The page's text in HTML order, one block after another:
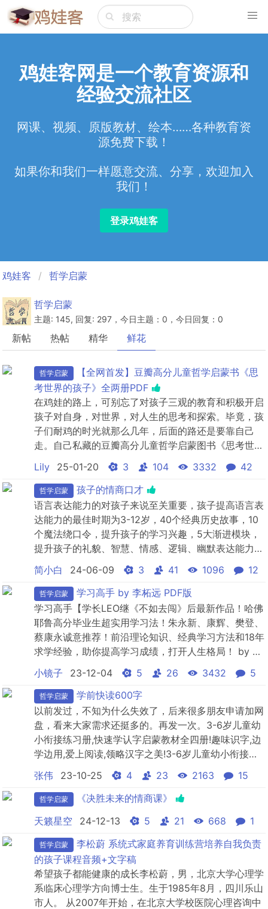
鸡娃客网是一个教育资源和
经验交流社区
网课、视频、原版教材、绘本……各种教育资
源免费下载！
如果你和我们一样愿意交流、分享，欢迎加入
我们！
登录鸡娃客
鸡娃客 哲学启蒙
哲学启蒙
主题: 145, 回复: 297，今日主题：0，今日回复：0
新帖 热帖 精华 鲜花
哲学启蒙
【全网首发】豆瓣高分儿童哲学启蒙书《思
考世界的孩子》全两册PDF
在鸡娃的路上，可别忘了对孩子三观的教育和积极开启
孩子对自身，对世界，对人生的思考和探索。毕竟，孩
子们耐鸡的时光就那么几年，后面的路还是要靠自己
走。自己私藏的豆瓣高分儿童哲学启蒙图书《思考世界
的孩子》全两册PDF——想个不停卷和问个不停卷。不
少母婴博主和绘本达人推荐过，喜欢可以去网上买正
版。
Lily 25-01-20 3 104 3332 42
哲学启蒙
孩子的情商口才
语言表达能力的对孩子来说至关重要，孩子提高语言表
达能力的最佳时期为3-12岁，40个经典历史故事，10
个魔法绕口令，提升孩子的学习兴趣，5大渐进模块，
提升孩子的礼貌、智慧、情感、逻辑、幽默表达能力
~~第1讲《开诚布公》：如何一开口就让别人知道你的
心意？.mp3第2讲《桃园三结义》：如何主动认识新朋
友？.mp3第3讲《宾至如归》：如何做个棒棒的小主
人？.mp3第4讲《曾子杀猪》：什么样的孩子不受同
学...
简小白 24-06-09 3 41 1096 12
哲学启蒙
学习高手 by 李柘远 PDF版
学习高手【学长LEO继《不如去闯》后最新作品！哈佛
耶鲁高分毕业生超实用学习法！朱永新、康辉、樊登、
蔡康永诚意推荐！前沿理论知识、经典学习方法和18年
求学经验，助你提高学习成绩，打开人生格局！ by 李
柘远
小镜子 23-12-04 5 26 3432 5
哲学启蒙
学前快读600字
以前发过，不知为什么失效了，后来很多朋友申请加网
盘，看来大家需求还挺多的。再发一次。3-6岁儿童幼
小衔接练习册,快速学认字启蒙教材全四册!趣味识字,边
学边用,爱上阅读,领略汉字之美!3-6岁儿童幼小衔接练
习册,快速学认字启蒙教材全四册!趣味识字,边学边用,爱
上阅读,领略汉字之美!3-6岁儿童幼小衔接练习册,快速
学认字启蒙教材全四册!趣味识字,边学边用,爱上阅读,领
张伟 23-10-25 4 23 2163 15
哲学启蒙
《决胜未来的情商课》
天籁星空
24-12-13 5 21 668 1
哲学启蒙
李松蔚 系统式家庭养育训练营培养自我负责
的孩子课程音频+文字稿
希望孩子都能健康的成长李松蔚，男，北京大学心理学
系临床心理学方向博士生。生于1985年8月，四川乐山
市人。 从2007年开始，在北京大学校医院心理咨询中